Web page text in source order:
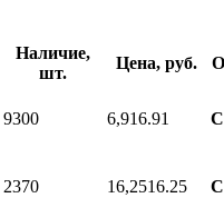
Наличие,
шт.
Цена, руб.
9300 6,916.91
2370 16,2516.25